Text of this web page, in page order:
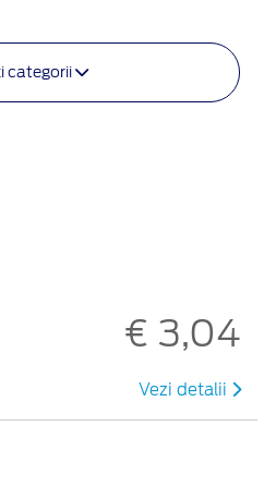
categorii
€ 3,04
Vezi detalii